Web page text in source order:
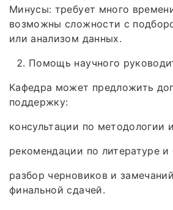
Минусы: требует много
возможны сложности с
или анализом данных.
Помощь научного
Кафедра может предложить
поддержку:
консультации по методологии
рекомендации по литературе и
разбор черновиков и
финальной сдачей.